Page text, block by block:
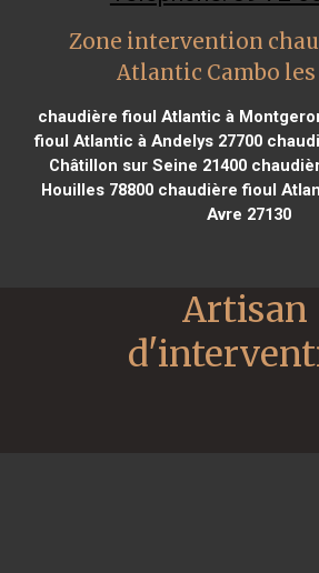
Zone intervention
Atlantic Cambo
chaudière fioul Atlantic à
fioul Atlantic à Andelys 27700
Châtillon sur Seine 21400
Houilles 78800 chaudière fioul
Avre 27130
Artisan